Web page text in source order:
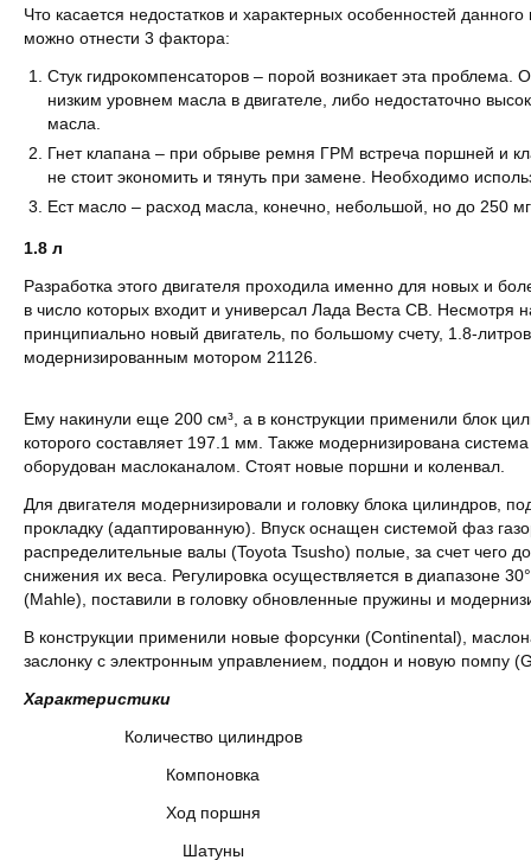
Что касается недостатков и характерных особенностей
можно отнести 3 фактора:
Стук гидрокомпенсаторов – порой возникает эта проблема.
низким уровнем масла в двигателе, либо недостаточно
масла.
Гнет клапана – при обрыве ремня ГРМ встреча поршней и
не стоит экономить и тянуть при замене. Необходимо
Ест масло – расход масла, конечно, небольшой, но до 250
1.8 л
Разработка этого двигателя проходила именно для новых и
в число которых входит и универсал Лада Веста СВ. Несмотря
принципиально новый двигатель, по большому счету, 1.8-
модернизированным мотором 21126.
Ему накинули еще 200 см³, а в конструкции применили блок
которого составляет 197.1 мм. Также модернизирована
оборудован маслоканалом. Стоят новые поршни и коленвал.
Для двигателя модернизировали и головку блока цилиндров,
прокладку (адаптированную). Впуск оснащен системой фаз
распределительные валы (Toyota Tsusho) полые, за счет чего
снижения их веса. Регулировка осуществляется в диапазоне
(Mahle), поставили в головку обновленные пружины и
В конструкции применили новые форсунки (Continental),
заслонку с электронным управлением, поддон и новую помпу
Характеристики
Количество цилиндров
Компоновка
Ход поршня
Шатуны